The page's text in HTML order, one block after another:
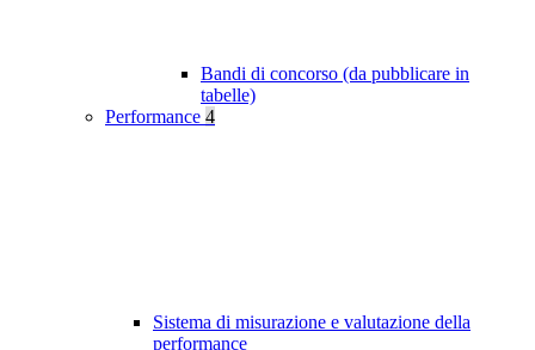
Bandi di concorso (da pubblicare in
tabelle)
Performance 4
Sistema di misurazione e valutazione della
performance